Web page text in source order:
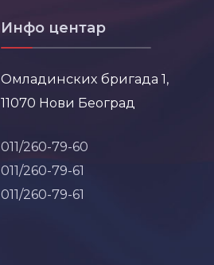
Инфо центар
Омладинских бригада 1,
11070 Нови Београд
011/260-79-60
011/260-79-61
011/260-79-61